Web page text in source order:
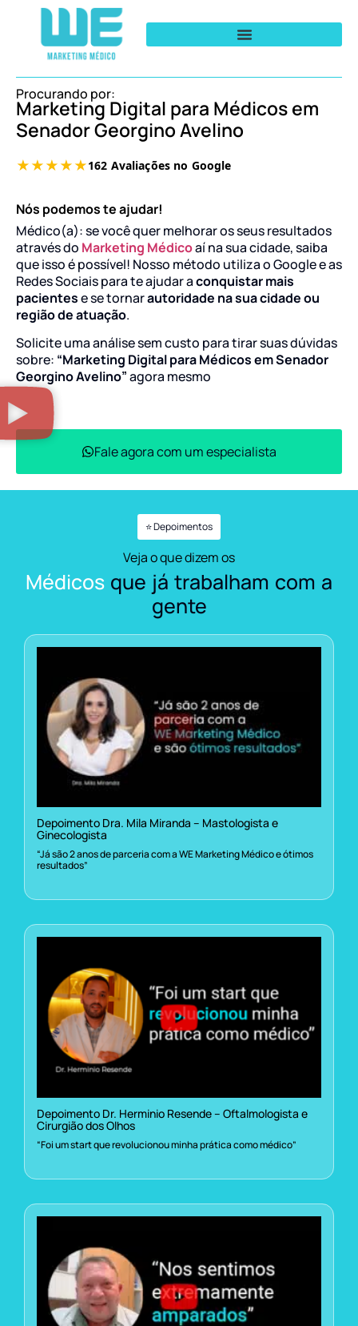
Procurando por:
Marketing Digital para Médicos em
Senador Georgino Avelino
Nós podemos te ajudar!
Médico(a): se você quer melhorar os seus resultados
através do Marketing Médicoaí na sua cidade, saiba
que isso é possível! Nosso método utiliza o Google e as
Redes Sociais para te ajudar aconquistar mais
pacientese se tornarautoridade na sua cidade ou
região de atuação.
Solicite uma análise sem custo para tirar suas dúvidas
sobre: “Marketing Digital para Médicos em Senador
Georgino Avelino”agora mesmo
Fale agora com um especialista
⭐ Depoimentos
Veja o que dizem os
Médicos que já trabalham com a
gente
Depoimento Dra. Mila Miranda – Mastologista e
Ginecologista
“Já são 2 anos de parceria com a WE Marketing Médico e ótimos
resultados”
Depoimento Dr. Herminio Resende – Oftalmologista e
Cirurgião dos Olhos
“Foi um start que revolucionou minha prática como médico”